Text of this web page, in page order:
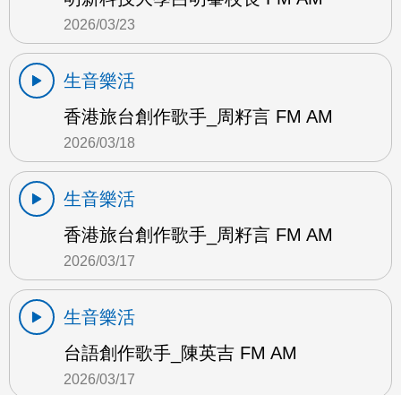
2026/03/23
生音樂活
香港旅台創作歌手_周籽言 FM AM
2026/03/18
生音樂活
香港旅台創作歌手_周籽言 FM AM
2026/03/17
生音樂活
台語創作歌手_陳英吉 FM AM
2026/03/17